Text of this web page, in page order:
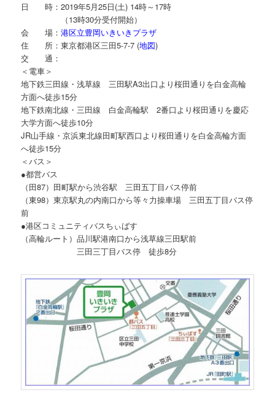
日 時：2019年5月25日(土) 14時～17時
（13時30分受付開始）
会 場：港区立豊岡いきいきプラザ
住 所：東京都港区三田5-7-7 (地図)
交 通：
＜電車＞
地下鉄三田線・浅草線 三田駅A3出口より桜田通りを白金高輪
方面へ徒歩15分
地下鉄南北線・三田線 白金高輪駅 2番口より桜田通りを慶応
大学方面へ徒歩10分
JR山手線・京浜東北線田町駅西口より桜田通りを白金高輪方面
へ徒歩15分
＜バス＞
●都営バス
（田87）田町駅から渋谷駅 三田五丁目バス停前
（東98）東京駅丸の内南口から等々力操車場 三田五丁目バス停
前
●港区コミュニティバスちぃばす
（高輪ルート）品川駅港南口から浅草線三田駅前
三田三丁目バス停 徒歩8分